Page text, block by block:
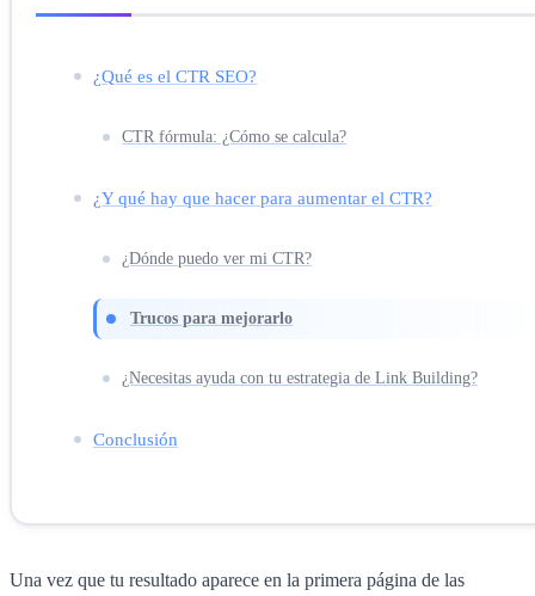
¿Qué es el CTR SEO?
CTR fórmula: ¿Cómo se calcula?
¿Y qué hay que hacer para aumentar el CTR?
¿Dónde puedo ver mi CTR?
Trucos para mejorarlo
¿Necesitas ayuda con tu estrategia de Link Building?
Conclusión
Una vez que tu resultado aparece en la primera página de las